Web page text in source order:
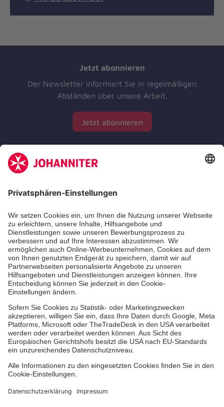
Jetzt abonnieren
Der Newsletter informiert Sie in regelmäßigen
Abständen über unsere Arbeit.
Jetzt abonnieren
Zertifizierung der Johanniter-Unfall-Hilfe e.V.
Die Johanniter GmbH führt das Spendenzertifikat
des Deutschen Spendenrats e.V.
Dienste & Leistungen
Mitarbeiten & Lernen